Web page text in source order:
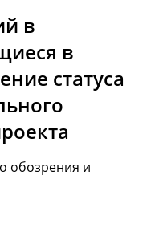
в
в
статуса
обозрения и